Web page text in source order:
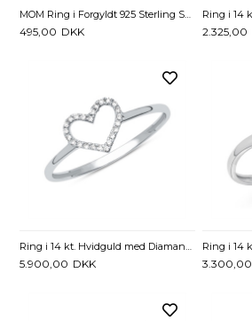
MOM Ring i Forgyldt 925 Sterling Sølv med Hjerte og Zirkonia
495,00 DKK 2.325,00
Ring i 14 kt. Hvidguld med Diamantbesat Hjerte - 0,06 ct.
5.900,00 DKK 3.300,00